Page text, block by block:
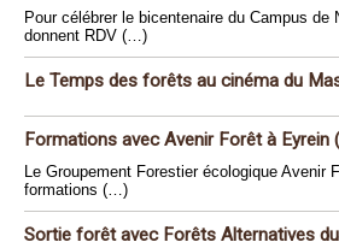
Pour célébrer le bicentenaire du Campus de
donnent RDV (…)
Le Temps des forêts au cinéma du
Formations avec Avenir Forêt à Eyrein
Le Groupement Forestier écologique Avenir
formations (…)
Sortie forêt avec Forêts Alternatives